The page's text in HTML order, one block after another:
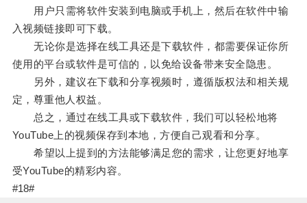
用户只需将软件安装到电脑或手机上，然后在软件中输
入视频链接即可下载。
无论你是选择在线工具还是下载软件，都需要保证你所
使用的平台或软件是可信的，以免给设备带来安全隐患。
另外，建议在下载和分享视频时，遵循版权法和相关规
定，尊重他人权益。
总之，通过在线工具或下载软件，我们可以轻松地将
YouTube上的视频保存到本地，方便自己观看和分享。
希望以上提到的方法能够满足您的需求，让您更好地享
受YouTube的精彩内容。
#18#